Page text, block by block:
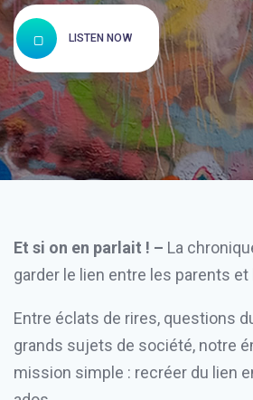
LISTEN NOW
Et si on en parlait ! – La
garder le lien entre les parents et
Entre éclats de rires, questions
grands sujets de société, notre
mission simple : recréer du lien